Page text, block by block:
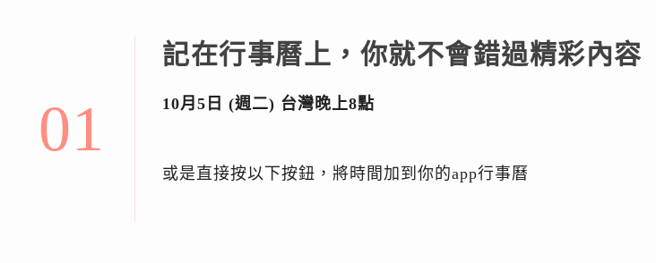
01
記在行事曆上，你就不會錯過精彩內容
10月5 日 (週二) 台灣晚上8點
或是直接按以下按鈕，將時間加到你的app行事曆